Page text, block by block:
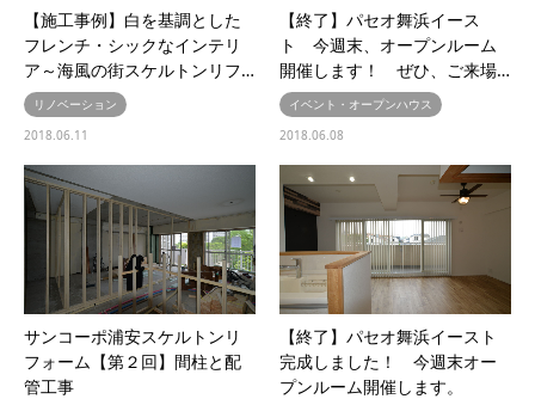
【施工事例】白を基調とした
フレンチ・シックなインテリ
ア～海風の街スケルトンリフ…
リノベーション
2018.06.11
【終了】パセオ舞浜イース
ト 今週末、オープンルーム
開催します！ ぜひ、ご来場…
イベント・オープンハウス
2018.06.08
サンコーポ浦安スケルトンリ
フォーム【第２回】間柱と配
管工事
【終了】パセオ舞浜イースト
完成しました！ 今週末オー
プンルーム開催します。